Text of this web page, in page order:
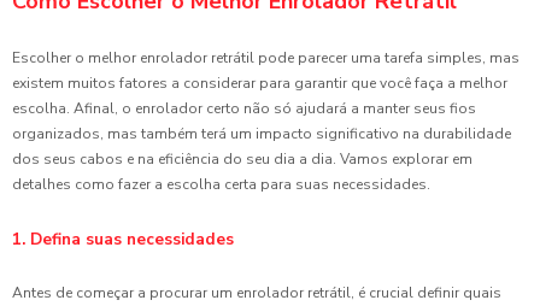
Escolher o melhor enrolador retrátil pode parecer uma tarefa simples, mas
existem muitos fatores a considerar para garantir que você faça a melhor
escolha. Afinal, o enrolador certo não só ajudará a manter seus fios
organizados, mas também terá um impacto significativo na durabilidade
dos seus cabos e na eficiência do seu dia a dia. Vamos explorar em
detalhes como fazer a escolha certa para suas necessidades.
1. Defina suas necessidades
Antes de começar a procurar um enrolador retrátil, é crucial definir quais